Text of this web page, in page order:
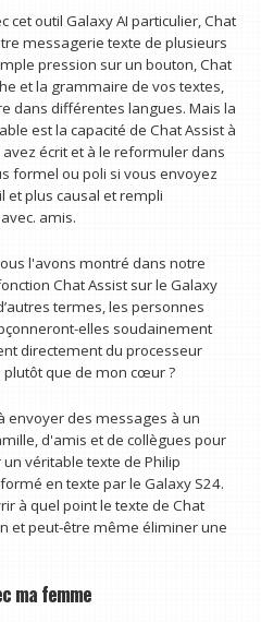
cet outil Galaxy AI particulier, Chat
messagerie texte de plusieurs
pression sur un bouton, Chat
et la grammaire de vos textes,
dans différentes langues. Mais la
est la capacité de Chat Assist à
écrit et à le reformuler dans
formel ou poli si vous envoyez
et plus causal et rempli
amis.
l'avons montré dans notre
Chat Assist sur le Galaxy
termes, les personnes
elles soudainement
directement du processeur
que de mon cœur ?
envoyer des messages à un
d'amis et de collègues pour
véritable texte de Philip
en texte par le Galaxy S24.
à quel point le texte de Chat
et peut-être même éliminer une
ma femme